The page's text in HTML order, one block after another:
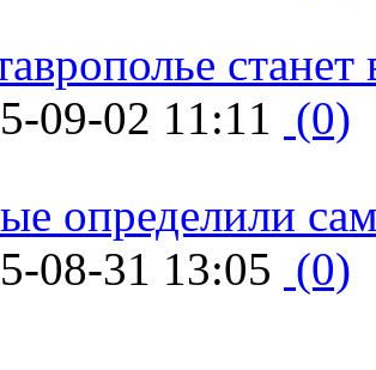
09-02 11:11 (0)
определили
08-31 13:05 (0)